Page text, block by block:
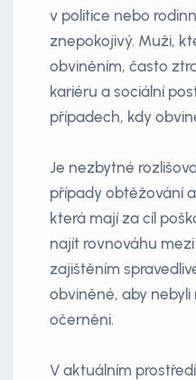
v politice nebo
znepokojivý. Muži,
obviněním, často
kariéru a sociální
případech, kdy
Je nezbytné
případy obtěžování
která mají za cíl
najít rovnováhu
zajištěním
obviněné, aby
očerněni.
V aktuálním